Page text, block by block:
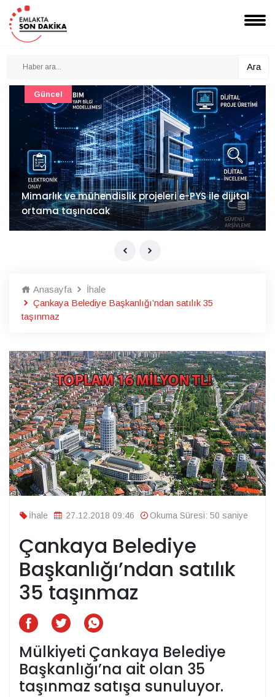
Ara
Mimarlık ve mühendislik projeleri e-PYS ile dijital
ortama taşınacak
Güncel
Anasayfa
İhale
Çankaya Belediye Başkanlığı’ndan satılık 35
taşınmaz
İhale 27.12.2018 09:46 Okuma Süresi: 50 saniye
Çankaya Belediye
Başkanlığı’ndan satılık
35 taşınmaz
Mülkiyeti Çankaya Belediye
Başkanlığı’na ait olan 35
taşınmaz satışa sunuluyor.